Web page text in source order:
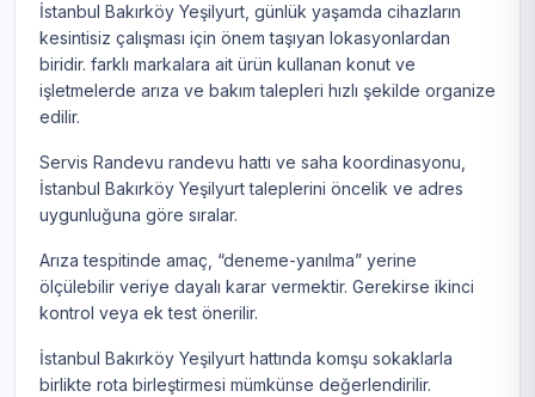
İstanbul Bakırköy Yeşilyurt, günlük yaşamda cihazların
kesintisiz çalışması için önem taşıyan lokasyonlardan
biridir. farklı markalara ait ürün kullanan konut ve
işletmelerde arıza ve bakım talepleri hızlı şekilde organize
edilir.
Servis Randevu randevu hattı ve saha koordinasyonu,
İstanbul Bakırköy Yeşilyurt taleplerini öncelik ve adres
uygunluğuna göre sıralar.
Arıza tespitinde amaç, “deneme-yanılma” yerine
ölçülebilir veriye dayalı karar vermektir. Gerekirse ikinci
kontrol veya ek test önerilir.
İstanbul Bakırköy Yeşilyurt hattında komşu sokaklarla
birlikte rota birleştirmesi mümkünse değerlendirilir.